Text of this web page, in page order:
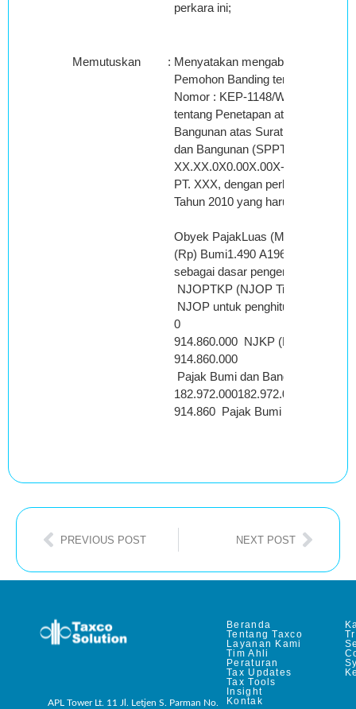
perkara ini;
Memutuskan : Menyatakan mengabulkan
Pemohon Banding terhadap
Nomor : KEP-1148/WPJ.22/
tentang Penetapan atas
Bangunan atas Surat
dan Bangunan (SPPT PBB)
XX.XX.0X0.00X.00X-00XX.0
PT. XXX, dengan perhitungan
Tahun 2010 yang harus dibayar
Obyek PajakLuas
(Rp) Bumi1.490 A19614.000
sebagai dasar pengenaan PBB
NJOPTKP (NJOP Tidak Kena
NJOP untuk penghitungan
0
914.860.000 NJKP (Nilai
914.860.000
Pajak Bumi dan Bangunan yang
182.972.000182.972.000
914.860 Pajak Bumi dan
PREVIOUS POST NEXT POST
APL Tower Lt. 11 Jl. Letjen S. Parman No.
Beranda
Tentang Taxco
Layanan Kami
Tim Ahli
Peraturan
Tax Updates
Tax Tools
Insight
Kontak